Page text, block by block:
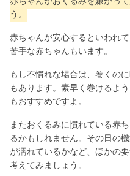
う。
赤ちゃんが安心するといわれ
苦手な赤ちゃんもいます。
もし不慣れな場合は、巻くの
もあります。素早く巻けるよ
もおすすめですよ。
またおくるみに慣れている赤
るかもしれません。その日の
が濡れているかなど、ほかの
考えてみましょう。